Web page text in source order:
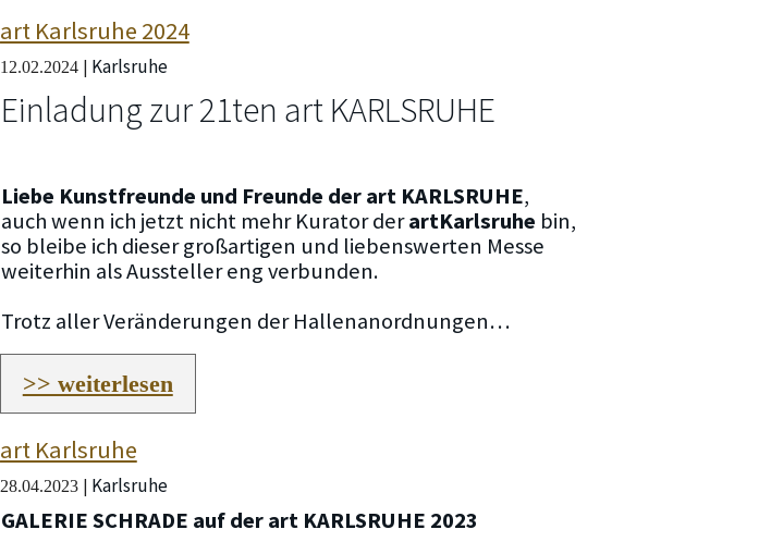
art Karlsruhe 2024
12.02.2024 | Karlsruhe
Einladung zur 21ten art KARLSRUHE
Liebe Kunstfreunde und Freunde der art KARLSRUHE,
auch wenn ich jetzt nicht mehr Kurator derartKarlsruhe bin,
so bleibe ich dieser großartigen und liebenswerten Messe
weiterhin als Aussteller eng verbunden.
Trotz aller Veränderungen der Hallenanordnungen…
>> weiterlesen
art Karlsruhe
28.04.2023 | Karlsruhe
GALERIE SCHRADE auf der art KARLSRUHE 2023